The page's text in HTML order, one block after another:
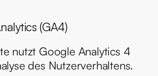
(GA4)
nutzt Google Analytics 4
des Nutzerverhaltens.